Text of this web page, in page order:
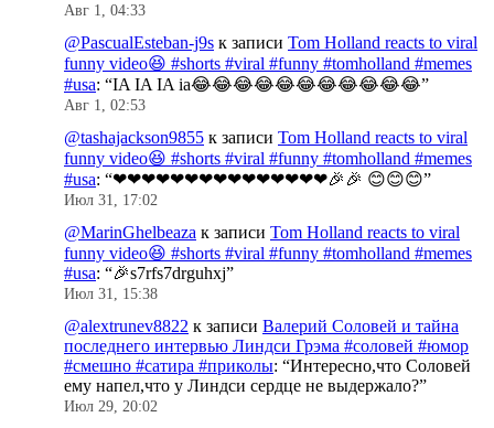
Авг 1, 04:33
@PascualEsteban-j9s к записи Tom Holland reacts to viral
funny video😆 #shorts #viral #funny #tomholland #memes
#usa: “IA IA IA ia😂😂😂😂😂😂😂😂😂😂😂”
Авг 1, 02:53
@tashajackson9855 к записи Tom Holland reacts to viral
funny video😆 #shorts #viral #funny #tomholland #memes
#usa: “❤❤❤❤❤❤❤❤❤❤❤❤❤❤❤🎉🎉 😊😊😊”
Июл 31, 17:02
@MarinGhelbeaza к записи Tom Holland reacts to viral
funny video😆 #shorts #viral #funny #tomholland #memes
#usa: “🎉s7rfs7drguhxj”
Июл 31, 15:38
@alextrunev8822 к записи Валерий Соловей и тайна
последнего интервью Линдси Грэма #соловей #юмор
#смешно #сатира #приколы: “Интересно,что Соловей
ему напел,что у Линдси сердце не выдержало?”
Июл 29, 20:02